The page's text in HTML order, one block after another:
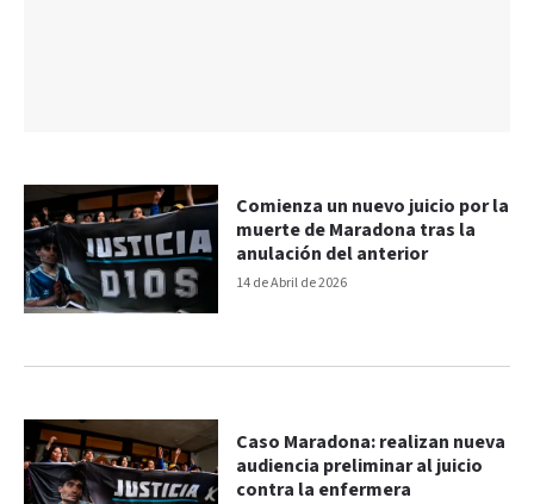
14 de Abril de 2026
Comienza un nuevo juicio por la
muerte de Maradona tras la
anulación del anterior
Caso Maradona: realizan nueva
audiencia preliminar al juicio
contra la enfermera